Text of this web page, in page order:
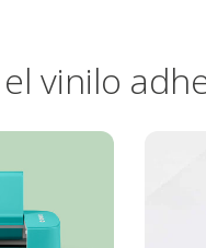
vinilo